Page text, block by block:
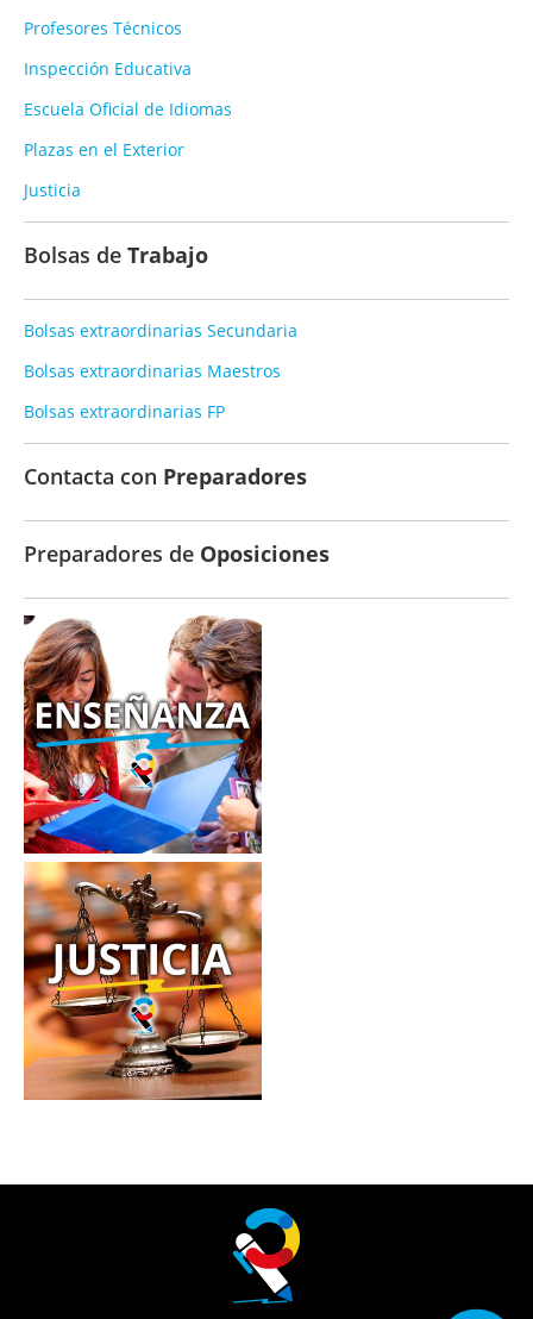
Profesores Técnicos
Inspección Educativa
Escuela Oficial de Idiomas
Plazas en el Exterior
Justicia
Bolsas de Trabajo
Bolsas extraordinarias Secundaria
Bolsas extraordinarias Maestros
Bolsas extraordinarias FP
Contacta con Preparadores
Preparadores de Oposiciones